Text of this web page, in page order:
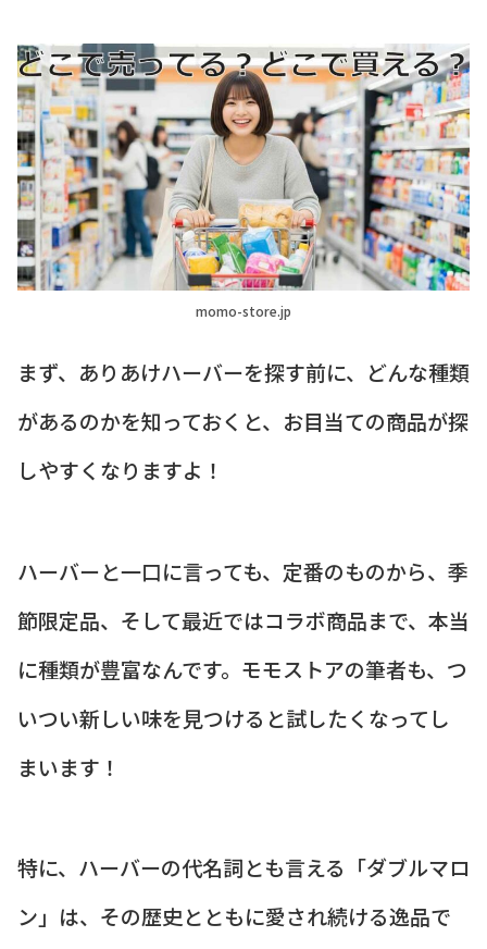
momo-store.jp
まず、ありあけハーバーを探す前に、どんな種類
があるのかを知っておくと、お目当ての商品が探
しやすくなりますよ！
ハーバーと一口に言っても、定番のものから、季
節限定品、そして最近ではコラボ商品まで、本当
に種類が豊富なんです。モモストアの筆者も、つ
いつい新しい味を見つけると試したくなってし
まいます！
特に、ハーバーの代名詞とも言える「ダブルマロ
ン」は、その歴史とともに愛され続ける逸品で